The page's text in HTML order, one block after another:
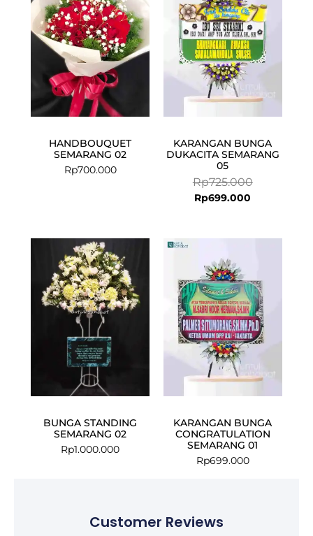
HANDBOUQUET
SEMARANG 02
Rp700.000
KARANGAN BUNGA
DUKACITA SEMARANG
05
Rp725.000
Rp725.000.
Rp699.000
Rp699.000.
BUNGA STANDING
SEMARANG 02
Rp1.000.000
KARANGAN BUNGA
CONGRATULATION
SEMARANG 01
Rp699.000
Customer Reviews